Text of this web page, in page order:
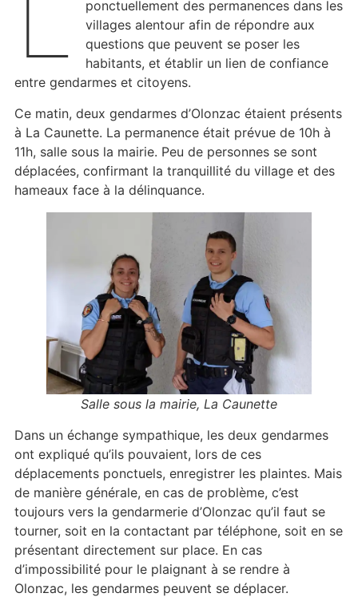
ponctuellement des permanences dans les
villages alentour afin de répondre aux
questions que peuvent se poser les
habitants, et établir un lien de confiance
entre gendarmes et citoyens.
Ce matin, deux gendarmes d’Olonzac étaient présents
à La Caunette. La permanence était prévue de 10h à
11h, salle sous la mairie. Peu de personnes se sont
déplacées, confirmant la tranquillité du village et des
hameaux face à la délinquance.
Salle sous la mairie, La Caunette
Dans un échange sympathique, les deux gendarmes
ont expliqué qu’ils pouvaient, lors de ces
déplacements ponctuels, enregistrer les plaintes. Mais
de manière générale, en cas de problème, c’est
toujours vers la gendarmerie d’Olonzac qu’il faut se
tourner, soit en la contactant par téléphone, soit en se
présentant directement sur place. En cas
d’impossibilité pour le plaignant à se rendre à
Olonzac, les gendarmes peuvent se déplacer.